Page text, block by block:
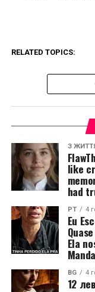
RELATED TOPICS:
З
like
had
PT 4
Eu
Ela
BG 4
12